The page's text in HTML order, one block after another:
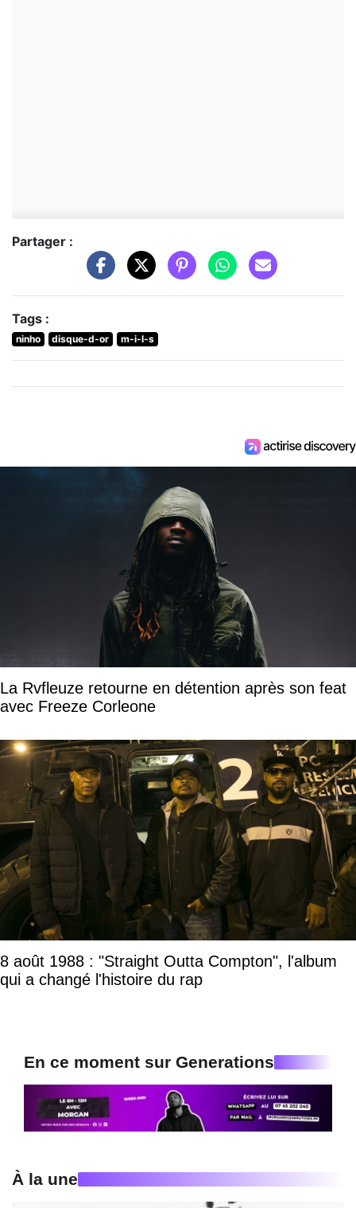
Partager :
Tags :
ninho disque-d-or m-i-l-s
La Rvfleuze retourne en détention après son feat
avec Freeze Corleone
8 août 1988 : "Straight Outta Compton", l'album
qui a changé l'histoire du rap
En ce moment sur Generations
À la une